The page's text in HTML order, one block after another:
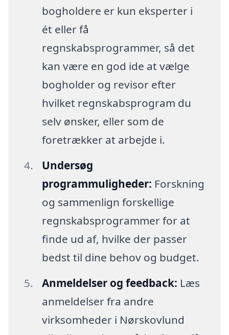
bogholdere er kun eksperter i
ét eller få
regnskabsprogrammer, så det
kan være en god ide at vælge
bogholder og revisor efter
hvilket regnskabsprogram du
selv ønsker, eller som de
foretrækker at arbejde i.
Undersøg
programmuligheder: Forskning
og sammenlign forskellige
regnskabsprogrammer for at
finde ud af, hvilke der passer
bedst til dine behov og budget.
Anmeldelser og feedback: Læs
anmeldelser fra andre
virksomheder i Nørskovlund